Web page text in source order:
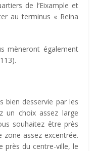
de l’Eixample et
au terminus « Reina
mèneront également
bien desservie par les
un choix assez large
souhaitez être près
zone assez excentrée.
près du centre-ville, le